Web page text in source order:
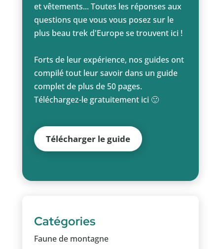
et vêtements... Toutes les réponses aux
questions que vous vous posez sur le
plus beau trek d'Europe se trouvent ici !
Forts de leur expérience, nos guides ont
compilé tout leur savoir dans un guide
complet de plus de 50 pages.
Téléchargez-le gratuitement ici 🙂
Télécharger le guide
Catégories
Faune de montagne